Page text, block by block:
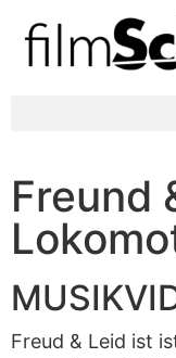
Freund
Freud & Leid ist